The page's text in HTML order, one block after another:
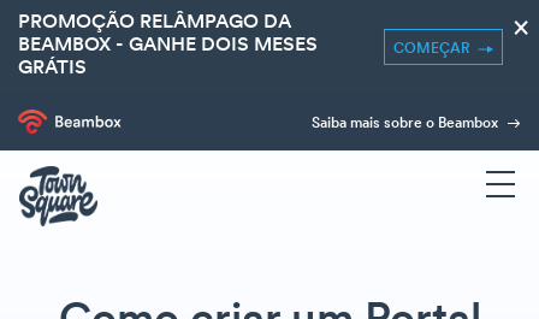
PROMOÇÃO RELÂMPAGO DA
BEAMBOX - GANHE DOIS MESES
GRÁTIS
COMEÇAR
×
Saiba mais sobre o Beambox